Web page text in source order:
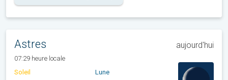
Astres aujourd'hui
07:29 heure locale
Soleil
Lune